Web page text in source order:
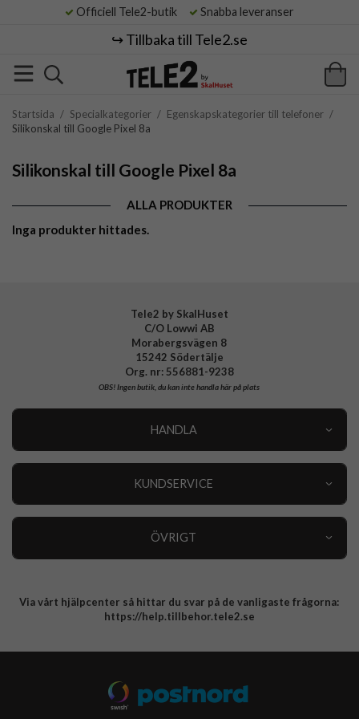
Officiell Tele2-butik Snabba leveranser
↪️ Tillbaka till Tele2.se
Startsida / Specialkategorier / Egenskapskategorier till telefoner /
Silikonskal till Google Pixel 8a
Silikonskal till Google Pixel 8a
ALLA PRODUKTER
Inga produkter hittades.
Tele2 by SkalHuset
C/O Lowwi AB
Morabergsvägen 8
15242 Södertälje
Org. nr: 556881-9238
OBS!Ingen butik, du kan inte handla här på plats
HANDLA
KUNDSERVICE
ÖVRIGT
Integritetspolicy
Via vårt hjälpcenter så hittar du svar på de vanligaste frågorna:
https://help.tillbehor.tele2.se